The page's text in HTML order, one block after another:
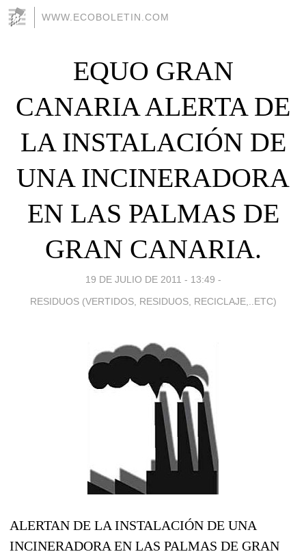
WWW.ECOBOLETIN.COM
EQUO GRAN
CANARIA ALERTA DE
LA INSTALACIÓN DE
UNA INCINERADORA
EN LAS PALMAS DE
GRAN CANARIA.
19 DE JULIO DE 2011 - 13:49 -
RESIDUOS (VERTIDOS, RESIDUOS, RECICLAJE,..ETC)
ALERTAN DE LA INSTALACIÓN DE UNA
INCINERADORA EN LAS PALMAS DE GRAN